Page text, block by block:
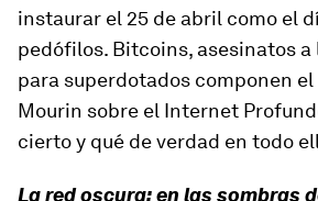
instaurar el 25 de abril como el
pedófilos. Bitcoins, asesinatos a
para superdotados componen
Mourin sobre el Internet
cierto y qué de verdad en todo
La red oscura: en las sombras